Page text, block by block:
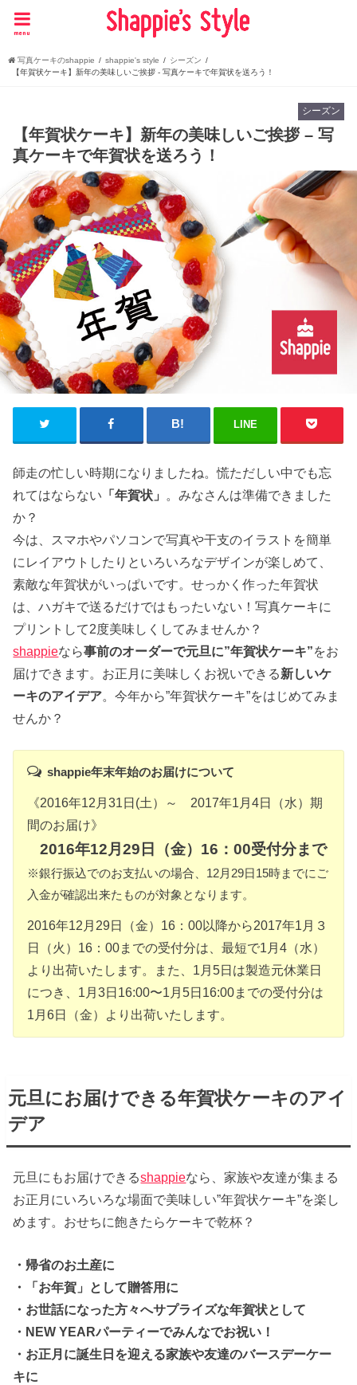
menu
写真ケーキのshappie shappie's style
シーズン
【年賀状ケーキ】新年の美味しいご挨拶 - 写真ケーキで年賀状を送ろう！
シーズン
【年賀状ケーキ】新年の美味しいご挨拶 – 写
真ケーキで年賀状を送ろう！
LINE
師走の忙しい時期になりましたね。慌ただしい中でも忘
れてはならない 「年賀状」
。みなさんは準備できました
か？
今は、スマホやパソコンで写真や干支のイラストを簡単
にレイアウトしたりといろいろなデザインが楽しめて、
素敵な年賀状がいっぱいです。せっかく作った年賀状
は、ハガキで送るだけではもったいない！写真ケーキに
プリントして2度美味しくしてみませんか？
shappieなら事前のオーダーで元旦に”年賀状ケーキ”をお
届けできます。お正月に美味しくお祝いできる新しいケ
ーキのアイデア 。今年から”年賀状ケーキ”をはじめてみま
せんか？
shappie年末年始のお届けについて
《2016年12月31日(土）～ 2017年1月4日（水）期
間のお届け》
2016年12月29日（金）16：00受付分まで
※銀行振込でのお支払いの場合、12月29日15時までにご
入金が確認出来たものが対象となります。
2016年12月29日（金）16：00以降から2017年1月３
日（火）16：00までの受付分は、最短で1月4（水）
より出荷いたします。また、1月5日は製造元休業日
につき、1月3日16:00〜1月5日16:00までの受付分は
1月6日（金）より出荷いたします。
元旦にお届けできる年賀状ケーキのアイ
デア
元旦にもお届けできるshappieなら、家族や友達が集まる
お正月にいろいろな場面で美味しい”年賀状ケーキ”を楽し
めます。おせちに飽きたらケーキで乾杯？
・帰省のお土産に
・「お年賀」として贈答用に
・お世話になった方々へサプライズな年賀状として
・NEW YEARパーティーでみんなでお祝い！
・お正月に誕生日を迎える家族や友達のバースデーケー
キに